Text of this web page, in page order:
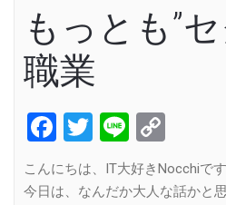
もっとも”
職業
Facebook
Twitter
Line
Link
こんにちは、IT大好きNocchiです
今日は、なんだか大人な話かと思